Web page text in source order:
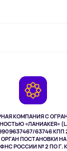
КОМПАНИЯ С
«ЛАНИАКЕЯ»
63746 КПП
ПОСТАНОВКИ НА
РОССИИ № 2 ПО Г.